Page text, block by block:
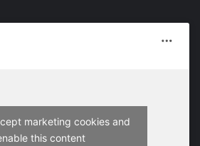
marketing cookies and
this content